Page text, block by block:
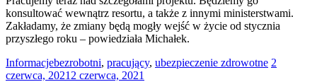
konsultować wewnątrz resortu, a także z innymi ministerstwami.
Zakładamy, że zmiany będą mogły wejść w życie od stycznia
przyszłego roku – powiedziała Michałek.
Informacjebezrobotni, pracujący, ubezpieczenie zdrowotne 2
czerwca, 2021 2 czerwca, 2021